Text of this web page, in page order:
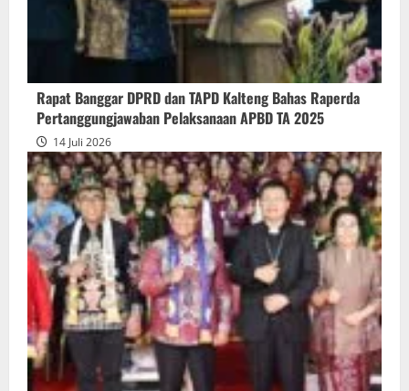
Persetujuan
Bersama
Raperda
Pertanggungjawaban
Pelaksanaan
APBD
2025
Rapat Banggar DPRD dan TAPD Kalteng Bahas Raperda
Pertanggungjawaban Pelaksanaan APBD TA 2025
14 Juli 2026